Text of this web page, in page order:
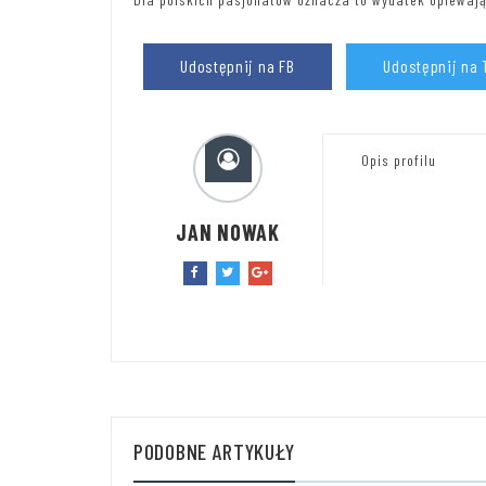
Udostępnij na FB Udostępnij na
JAN NOWAK
Opis profilu
PODOBNE ARTYKUŁY